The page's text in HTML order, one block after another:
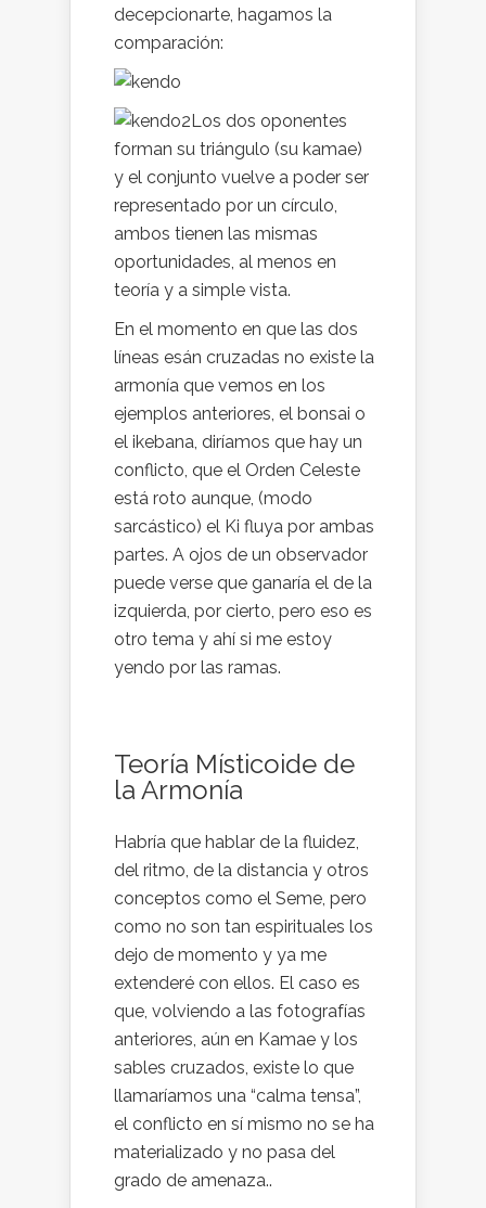
decepcionarte, hagamos la
comparación:
Los dos oponentes
forman su triángulo (su kamae)
y el conjunto vuelve a poder ser
representado por un círculo,
ambos tienen las mismas
oportunidades, al menos en
teoría y a simple vista.
En el momento en que las dos
líneas esán cruzadas no existe la
armonía que vemos en los
ejemplos anteriores, el bonsai o
el ikebana, diríamos que hay un
conflicto, que el Orden Celeste
está roto aunque, (modo
sarcástico) el Ki fluya por ambas
partes. A ojos de un observador
puede verse que ganaría el de la
izquierda, por cierto, pero eso es
otro tema y ahí si me estoy
yendo por las ramas.
Teoría Místicoide de
la Armonía
Habría que hablar de la fluidez,
del ritmo, de la distancia y otros
conceptos como el Seme, pero
como no son tan espirituales los
dejo de momento y ya me
extenderé con ellos. El caso es
que, volviendo a las fotografías
anteriores, aún en Kamae y los
sables cruzados, existe lo que
llamaríamos una “calma tensa”,
el conflicto en sí mismo no se ha
materializado y no pasa del
grado de amenaza..